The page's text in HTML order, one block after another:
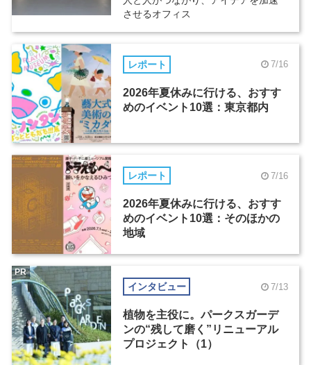
させるオフィス
レポート 7/16
2026年夏休みに行ける、おすす
めのイベント10選：東京都内
レポート 7/16
2026年夏休みに行ける、おすす
めのイベント10選：そのほかの
地域
インタビュー 7/13
植物を主役に。パークスガーデ
ンの“残して磨く”リニューアル
プロジェクト（1）
PR